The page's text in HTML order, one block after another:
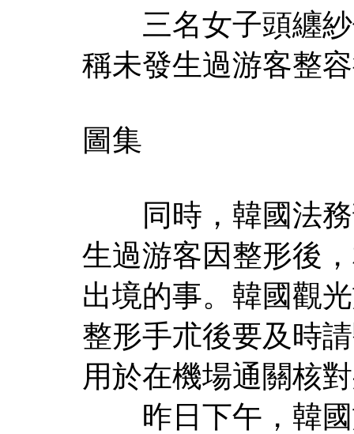
三名女子頭纏紗
稱未發生過游客整
圖集
同時，韓國法務
生過游客因整形後
出境的事。韓國觀
整形手朮後要及時
用於在機場通關核
昨日下午，韓國